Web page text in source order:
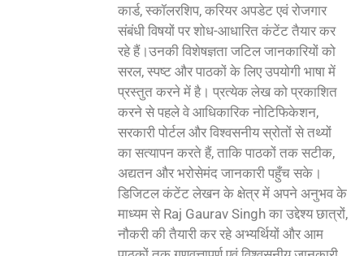
कार्ड, स्कॉलरशिप, करियर अपडेट एवं रोजगार
संबंधी विषयों पर शोध-आधारित कंटेंट तैयार कर
रहे हैं।उनकी विशेषज्ञता जटिल जानकारियों को
सरल, स्पष्ट और पाठकों के लिए उपयोगी भाषा में
प्रस्तुत करने में है। प्रत्येक लेख को प्रकाशित
करने से पहले वे आधिकारिक नोटिफिकेशन,
सरकारी पोर्टल और विश्वसनीय स्रोतों से तथ्यों
का सत्यापन करते हैं, ताकि पाठकों तक सटीक,
अद्यतन और भरोसेमंद जानकारी पहुँच सके।
डिजिटल कंटेंट लेखन के क्षेत्र में अपने अनुभव के
माध्यम से Raj Gaurav Singh का उद्देश्य छात्रों,
नौकरी की तैयारी कर रहे अभ्यर्थियों और आम